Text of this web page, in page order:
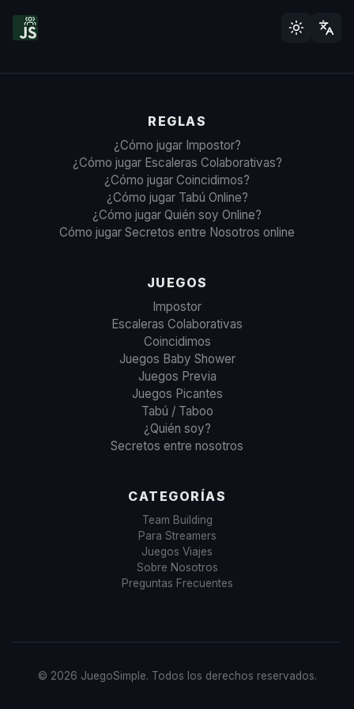
REGLAS
¿Cómo jugar Impostor?
¿Cómo jugar Escaleras Colaborativas?
¿Cómo jugar Coincidimos?
¿Cómo jugar Tabú Online?
¿Cómo jugar Quién soy Online?
Cómo jugar Secretos entre Nosotros online
JUEGOS
Impostor
Escaleras Colaborativas
Coincidimos
Juegos Baby Shower
Juegos Previa
Juegos Picantes
Tabú / Taboo
¿Quién soy?
Secretos entre nosotros
CATEGORÍAS
Team Building
Para Streamers
Juegos Viajes
Sobre Nosotros
Preguntas Frecuentes
© 2026 JuegoSimple. Todos los derechos reservados.